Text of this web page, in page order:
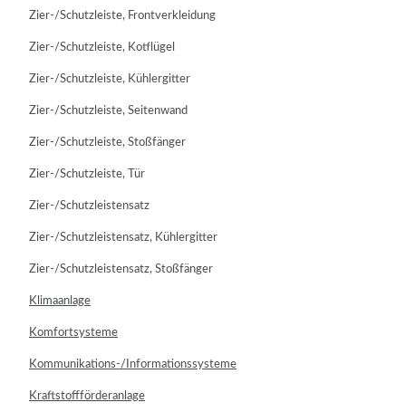
Zier-/Schutzleiste, Frontverkleidung
Zier-/Schutzleiste, Kotflügel
Zier-/Schutzleiste, Kühlergitter
Zier-/Schutzleiste, Seitenwand
Zier-/Schutzleiste, Stoßfänger
Zier-/Schutzleiste, Tür
Zier-/Schutzleistensatz
Zier-/Schutzleistensatz, Kühlergitter
Zier-/Schutzleistensatz, Stoßfänger
Klimaanlage
Komfortsysteme
Kommunikations-/Informationssysteme
Kraftstoffförderanlage